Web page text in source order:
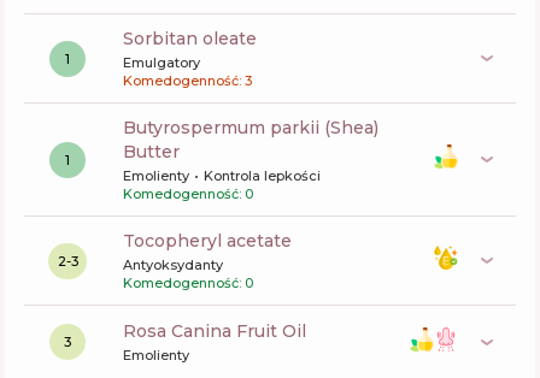
1
sorbitan oleate
Emulgatory
Komedogenność: 3
1
butyrospermum parkii (Shea)
Butter
Emolienty
Kontrola lepkości
Komedogenność: 0
2-3
tocopheryl acetate
Antyoksydanty
Komedogenność: 0
3 Rosa Canina Fruit Oil
Emolienty